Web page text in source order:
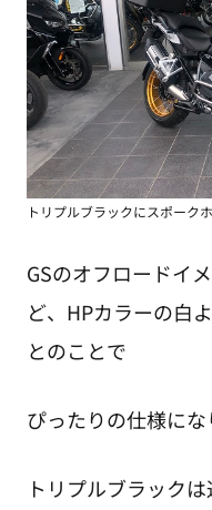
トリプルブラックにスポーク
GSのオフロードイ
ど、HPカラーの白
とのことで
ぴったりの仕様にな
トリプルブラック